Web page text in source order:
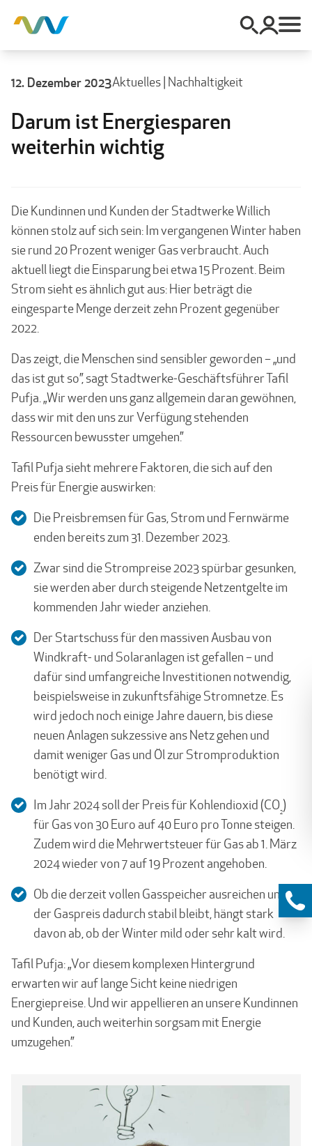
12. Dezember 2023Aktuelles| Nachhaltigkeit
Darum ist Energiesparen
weiterhin wichtig
Die Kundinnen und Kunden der Stadtwerke Willich
können stolz auf sich sein: Im vergangenen Winter haben
sie rund 20 Prozent weniger Gas verbraucht. Auch
aktuell liegt die Einsparung bei etwa 15 Prozent. Beim
Strom sieht es ähnlich gut aus: Hier beträgt die
eingesparte Menge derzeit zehn Prozent gegenüber
2022.
Das zeigt, die Menschen sind sensibler geworden – „und
das ist gut so”, sagt Stadtwerke-Geschäftsführer Tafil
Pufja. „Wir werden uns ganz allgemein daran gewöhnen,
dass wir mit den uns zur Verfügung stehenden
Ressourcen bewusster umgehen.”
Tafil Pufja sieht mehrere Faktoren, die sich auf den
Preis für Energie auswirken:
Die Preisbremsen für Gas, Strom und Fernwärme
enden bereits zum 31. Dezember 2023.
Zwar sind die Strompreise 2023 spürbar gesunken,
sie werden aber durch steigende Netzentgelte im
kommenden Jahr wieder anziehen.
Der Startschuss für den massiven Ausbau von
Windkraft- und Solaranlagen ist gefallen – und
dafür sind umfangreiche Investitionen notwendig,
beispielsweise in zukunftsfähige Stromnetze. Es
wird jedoch noch einige Jahre dauern, bis diese
neuen Anlagen sukzessive ans Netz gehen und
damit weniger Gas und Öl zur Stromproduktion
benötigt wird.
Im Jahr 2024 soll der Preis für Kohlendioxid (CO2)
für Gas von 30 Euro auf 40 Euro pro Tonne steigen.
Zudem wird die Mehrwertsteuer für Gas ab 1. März
2024 wieder von 7 auf 19 Prozent angehoben.
Ob die derzeit vollen Gasspeicher ausreichen und
der Gaspreis dadurch stabil bleibt, hängt stark
davon ab, ob der Winter mild oder sehr kalt wird.
Tafil Pufja: „Vor diesem komplexen Hintergrund
erwarten wir auf lange Sicht keine niedrigen
Energiepreise. Und wir appellieren an unsere Kundinnen
und Kunden, auch weiterhin sorgsam mit Energie
umzugehen.”